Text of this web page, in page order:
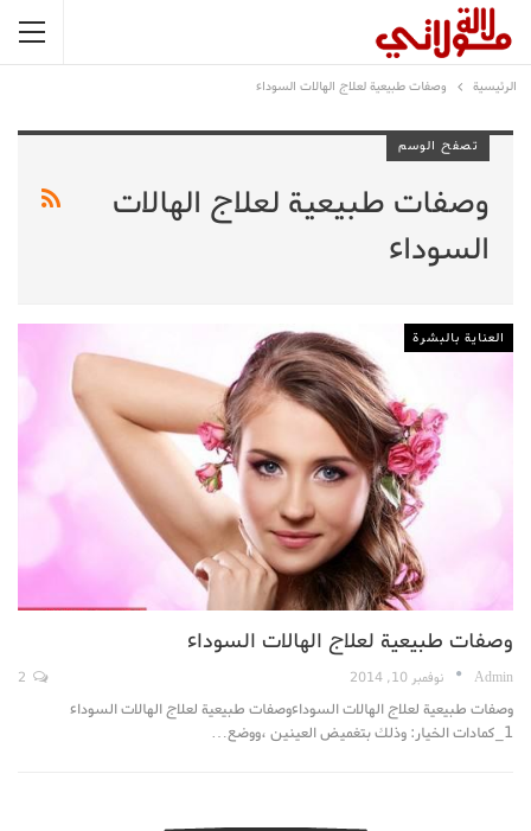
الرئيسية وصفات طبيعية لعلاج الهالات السوداء
تصفح الوسم
وصفات طبيعية لعلاج الهالات
السوداء
العناية بالبشرة
وصفات طبيعية لعلاج الهالات السوداء
Admin نوفمبر 10, 2014
وصفات طبيعية لعلاج الهالات السوداءوصفات طبيعية لعلاج الهالات السوداء
1_كمادات الخيار: وذلك بتغميض العينين ،ووضع…